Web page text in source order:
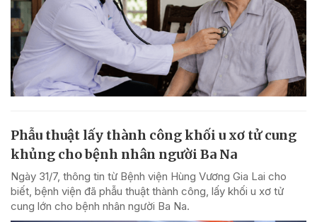
Phẫu thuật lấy thành công khối u xơ tử cung
khủng cho bệnh nhân người Ba Na
Ngày 31/7, thông tin từ Bệnh viện Hùng Vương Gia Lai cho
biết, bệnh viện đã phẫu thuật thành công, lấy khối u xơ tử
cung lớn cho bệnh nhân người Ba Na.